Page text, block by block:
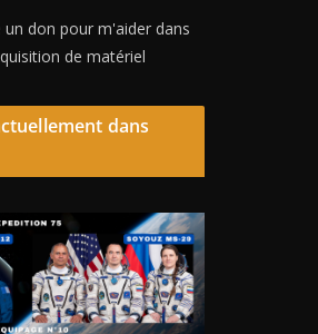
don pour m'aider dans
de matériel
dans